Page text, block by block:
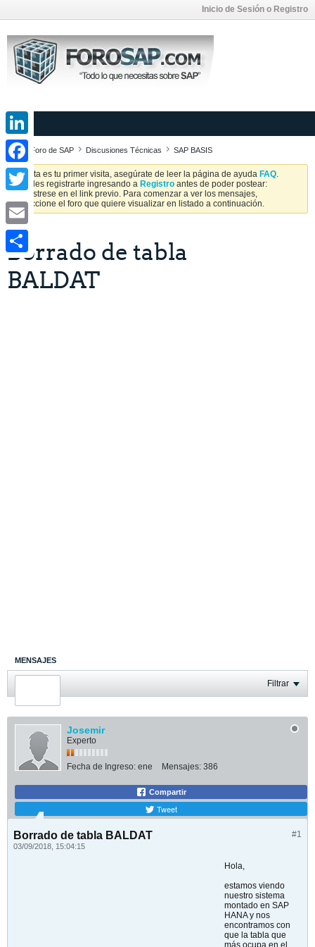
Inicio de Sesión o Registro
Foro de SAP Discusiones Técnicas SAP BASIS
Si esta es tu primer visita, asegúrate de leer la página de ayuda FAQ.
Puedes registrarte ingresando a Registro antes de poder postear:
Regístrese en el link previo. Para comenzar a ver los mensajes,
seleccione el foro que quiere visualizar en listado a continuación.
Borrado de tabla
BALDAT
MENSAJES
ÚLTIMA ACTIVIDAD Filtrar
Josemir
Experto
Fecha de Ingreso: ene Mensajes: 386
Compartir
Tweet
#1
Borrado de tabla BALDAT
03/09/2018, 15:04:15
Hola,
estamos viendo
nuestro sistema
montado en SAP
HANA y nos
encontramos con
que la tabla que
más ocupa en el
LinkedIn
Facebook
Twitter
Email